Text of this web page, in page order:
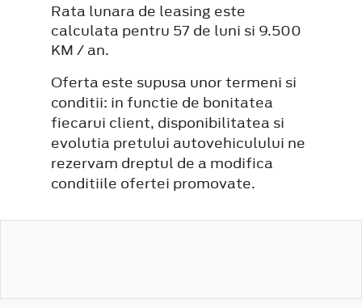
Rata lunara de leasing este
calculata pentru 57 de luni si 9.500
KM / an.
Oferta este supusa unor termeni si
conditii: in functie de bonitatea
fiecarui client, disponibilitatea si
evolutia pretului autovehiculului ne
rezervam dreptul de a modifica
conditiile ofertei promovate.